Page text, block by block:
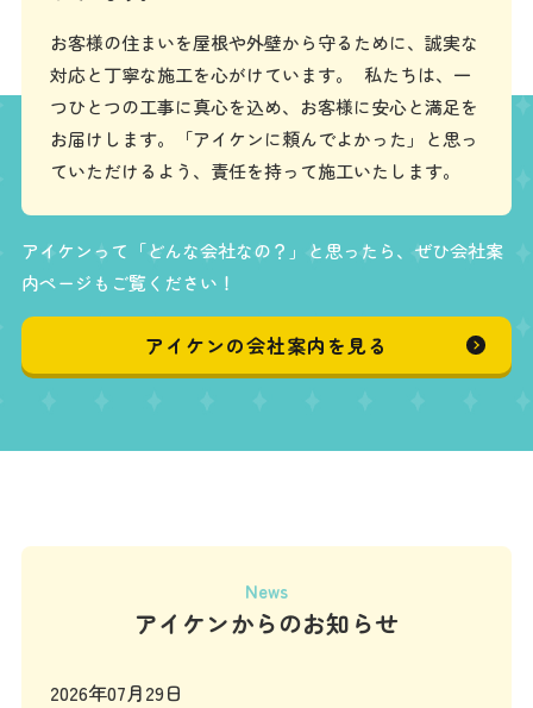
お客様の住まいを屋根や外壁から守るために、誠実な
対応と丁寧な施工を心がけています。 私たちは、一
つひとつの工事に真心を込め、お客様に安心と満足を
お届けします。「アイケンに頼んでよかった」と思っ
ていただけるよう、責任を持って施工いたします。
アイケンって「どんな会社なの？」と思ったら、ぜひ会社案
内ページもご覧ください！
アイケンの会社案内を見る
News
アイケンからのお知らせ
2026年07月29日